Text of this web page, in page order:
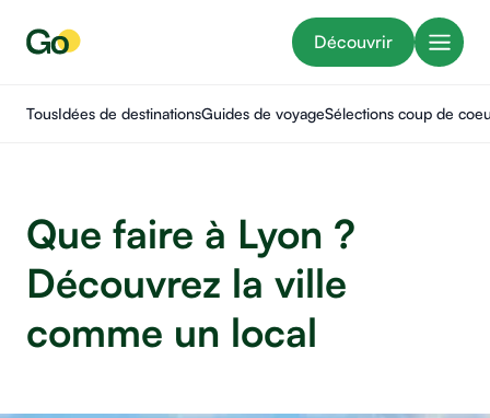
Découvrir
TousIdées de destinationsGuides de voyageSélections coup de
Que faire à Lyon ?
Découvrez la ville
comme un local